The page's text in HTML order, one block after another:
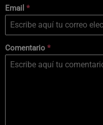
Email *
Comentario *